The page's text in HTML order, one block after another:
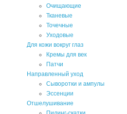
Очищающие
Тканевые
Точечные
Уходовые
Для кожи вокруг глаз
Кремы для век
Патчи
Направленный уход
Сыворотки и ампулы
Эссенции
Отшелушивание